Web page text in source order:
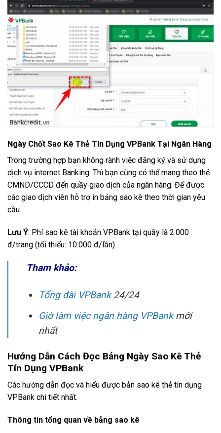
Ngày Chốt Sao Kê Thẻ Tín Dụng VPBank Tại Ngân Hàng
Trong trường hợp bạn không rành việc đăng ký và sử dụng
dịch vụ internet Banking. Thì bạn cũng có thể mang theo thẻ
CMND/CCCD đến quầy giao dịch của ngân hàng. Để được
các giao dịch viên hỗ trợ in bảng sao kê theo thời gian yêu
cầu.
Lưu Ý: Phí sao kê tài khoản VPBank tại quầy là 2.000
đ/trang (tối thiểu: 10.000 đ/lần).
Tham khảo:
Tổng đài VPBank24/24
Giờ làm việc ngân hàng VPBankmới
nhất
Hướng Dẫn Cách Đọc Bảng Ngày Sao Kê Thẻ
Tín Dụng VPBank
Các hướng dẫn đọc và hiểu được bản sao kê thẻ tín dụng
VPBank chi tiết nhất.
Thông tin tổng quan về bảng sao kê